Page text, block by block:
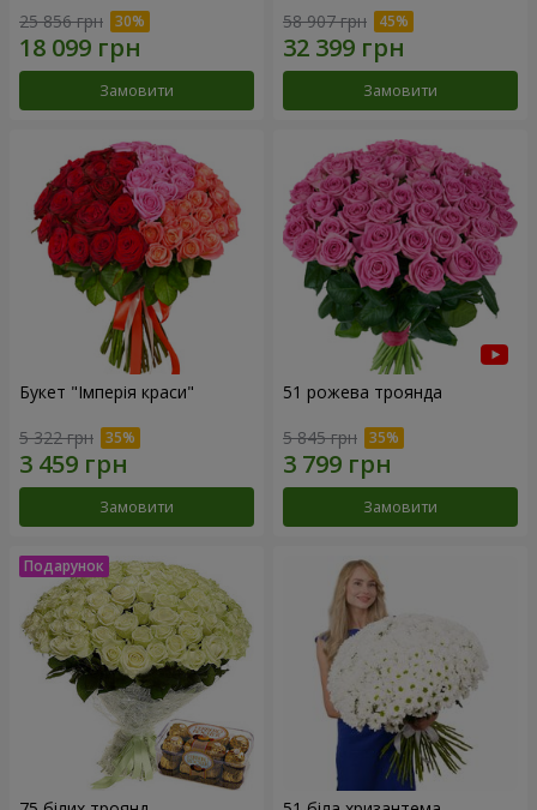
25 856 грн
Замовити
58 907 грн
Замовити
Букет "Імперія краси"
5 322 грн
Замовити
51 рожева троянда
5 845 грн
Замовити